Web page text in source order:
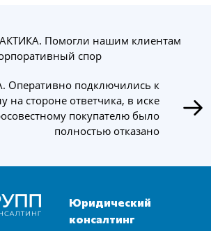
Помогли нашим клиентам
спор
подключились к
на стороне ответчика, в иске
покупателю было
полностью отказано
Юридический
консалтинг